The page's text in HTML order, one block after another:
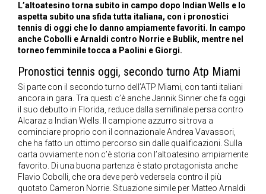
L’altoatesino torna subito in campo dopo Indian Wells e lo
aspetta subito una sfida tutta italiana, con i pronostici
tennis di oggi che lo danno ampiamente favoriti. In campo
anche Cobolli e Arnaldi contro Norrie e Bublik, mentre nel
torneo femminile tocca a Paolini e Giorgi.
Pronostici tennis oggi, secondo turno Atp Miami
Si parte con il secondo turno dell’ATP Miami, con tanti italiani
ancora in gara. Tra questi c’è anche Jannik Sinner che fa oggi
il suo debutto in Florida, reduce dalla semifinale persa contro
Alcaraz a Indian Wells. Il campione azzurro si trova a
cominciare proprio con il connazionale Andrea Vavassori,
che ha fatto un ottimo percorso sin dalle qualificazioni. Sulla
carta ovviamente non c’è storia con l’altoatesino ampiamente
favorito. Di una buona partenza è stato protagonista anche
Flavio Cobolli, che ora deve però vedersela contro il più
quotato Cameron Norrie. Situazione simile per Matteo Arnaldi